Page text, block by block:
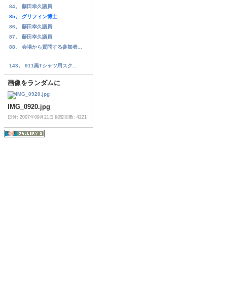
84。 藤田幸久議員
85。 グリフィン博士
86。 藤田幸久議員
87。 藤田幸久議員
88。 会場から質問する参加者...
143。 911黒Tシャツ用スク...
画像をランダムに
IMG_0920.jpg
日付: 2007年09月21日 閲覧回数: 4221